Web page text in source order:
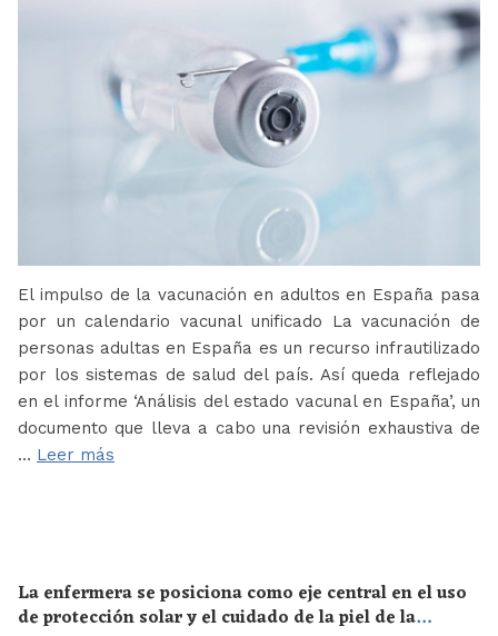
El impulso de la vacunación en adultos en España pasa
por un calendario vacunal unificado La vacunación de
personas adultas en España es un recurso infrautilizado
por los sistemas de salud del país. Así queda reflejado
en el informe ‘Análisis del estado vacunal en España’, un
documento que lleva a cabo una revisión exhaustiva de
… Leer más
La enfermera se posiciona como eje central en el uso
de protección solar y el cuidado de la piel de la